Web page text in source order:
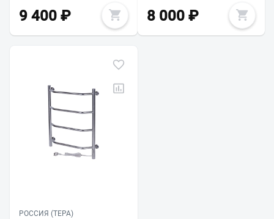
9 400 ₽ 8 000₽
РОССИЯ (ТЕРА)